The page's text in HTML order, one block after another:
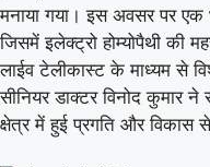
मनाया गया। इस अवसर पर एक
जिसमें इलेक्ट्रो होम्योपैथी की
लाईव टेलीकास्ट के माध्यम से
सीनियर डाक्टर विनोद कुमार
क्षेत्र में हुई प्रगति और विकास